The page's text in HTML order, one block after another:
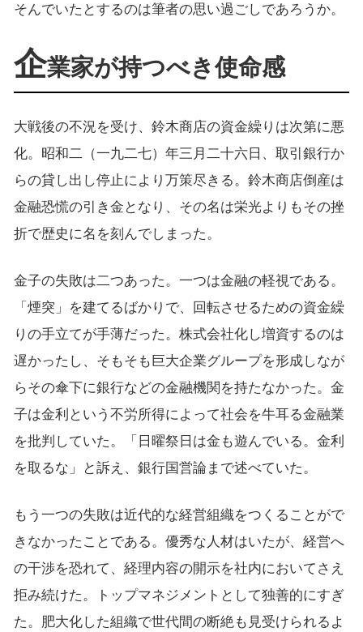
そんでいたとするのは筆者の思い過ごしであろうか。
企業家が持つべき使命感
大戦後の不況を受け、鈴木商店の資金繰りは次第に悪
化。昭和二（一九二七）年三月二十六日、取引銀行か
らの貸し出し停止により万策尽きる。鈴木商店倒産は
金融恐慌の引き金となり、その名は栄光よりもその挫
折で歴史に名を刻んでしまった。
金子の失敗は二つあった。一つは金融の軽視である。
「煙突」を建てるばかりで、回転させるための資金繰
りの手立てが手薄だった。株式会社化し増資するのは
遅かったし、そもそも巨大企業グループを形成しなが
らその傘下に銀行などの金融機関を持たなかった。金
子は金利という不労所得によって社会を牛耳る金融業
を批判していた。「日曜祭日は金も遊んでいる。金利
を取るな」と訴え、銀行国営論まで述べていた。
もう一つの失敗は近代的な経営組織をつくることがで
きなかったことである。優秀な人材はいたが、経営へ
の干渉を恐れて、経理内容の開示を社内においてさえ
拒み続けた。トップマネジメントとして独善的にすぎ
た。肥大化した組織で世代間の断絶も見受けられるよ